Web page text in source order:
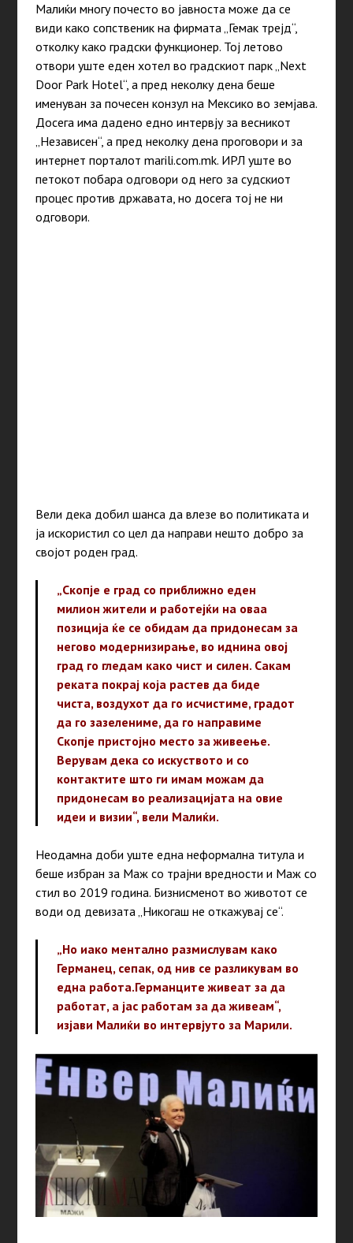
Малиќи многу почесто во јавноста може да се
види како сопственик на фирмата „Гемак трејд“,
отколку како градски функционер. Тој летово
отвори уште еден хотел во градскиот парк „Next
Door Park Hotel“, а пред неколку дена беше
именуван за почесен конзул на Мексико во земјава.
Досега има дадено едно интервју за весникот
„Независен“, а пред неколку дена проговори и за
интернет порталот marili.com.mk. ИРЛ уште во
петокот побара одговори од него за судскиот
процес против државата, но досега тој не ни
одговори.
Вели дека добил шанса да влезе во политиката и
ја искористил со цел да направи нешто добро за
својот роден град.
„Скопје е град со приближно еден
милион жители и работејќи на оваа
позиција ќе се обидам да придонесам за
негово модернизирање, во иднина овој
град го гледам како чист и силен. Сакам
реката покрај која растев да биде
чиста, воздухот да го исчистиме, градот
да го зазелениме, да го направиме
Скопје пристојно место за живеење.
Верувам дека со искуството и со
контактите што ги имам можам да
придонесам во реализацијата на овие
идеи и визии“, вели Малиќи.
Неодамна доби уште една неформална титула и
беше избран за Маж со трајни вредности и Маж со
стил во 2019 година. Бизнисменот во животот се
води од девизата „Никогаш не откажувај се“.
„Но иако ментално размислувам како
Германец, сепак, од нив се разликувам во
една работа.Германците живеат за да
работат, а јас работам за да живеам“,
изјави Малиќи во интервјуто за Марили.